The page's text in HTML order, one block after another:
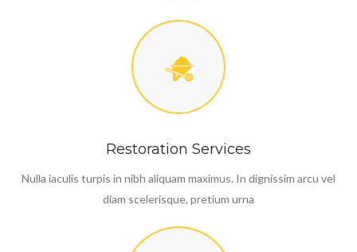
Restoration Services
Nulla iaculis turpis in nibh aliquam maximus. In dignissim arcu vel
diam scelerisque, pretium urna